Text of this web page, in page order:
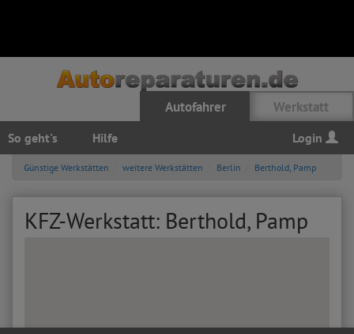
Autofahrer Werkstatt
So geht's Hilfe Login
Günstige Werkstätten weitere Werkstätten Berlin Berthold, Pamp
KFZ-Werkstatt: Berthold, Pamp